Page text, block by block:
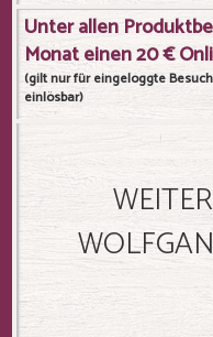
Unter allen
Monat einen 20 €
(gilt nur für eingeloggte
einlösbar)